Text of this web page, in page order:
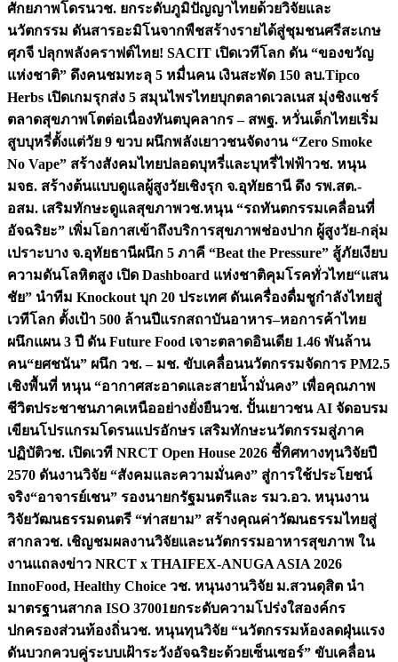
ศักยภาพโดรนวช. ยกระดับภูมิปัญญาไทยด้วยวิจัยและ
นวัตกรรม ดันสารอะมิโนจากพืชสร้างรายได้สู่ชุมชนศรีสะเกษ
ศุภจี ปลุกพลังคราฟต์ไทย! SACIT เปิดเวทีโลก ดัน “ของขวัญ
แห่งชาติ” ดึงคนชมทะลุ 5 หมื่นคน เงินสะพัด 150 ลบ.Tipco
Herbs เปิดเกมรุกส่ง 5 สมุนไพรไทยบุกตลาดเวลเนส มุ่งชิงแชร์
ตลาดสุขภาพโตต่อเนื่องทันตบุคลากร – สพฐ. หวั่นเด็กไทยเริ่ม
สูบบุหรี่ตั้งแต่วัย 9 ขวบ ผนึกพลังเยาวชนจัดงาน “Zero Smoke
No Vape” สร้างสังคมไทยปลอดบุหรี่และบุหรี่ไฟฟ้าวช. หนุน
มจธ. สร้างต้นแบบดูแลผู้สูงวัยเชิงรุก จ.อุทัยธานี ดึง รพ.สต.-
อสม. เสริมทักษะดูแลสุขภาพวช.หนุน “รถทันตกรรมเคลื่อนที่
อัจฉริยะ” เพิ่มโอกาสเข้าถึงบริการสุขภาพช่องปาก ผู้สูงวัย-กลุ่ม
เปราะบาง จ.อุทัยธานีผนึก 5 ภาคี “Beat the Pressure” สู้ภัยเงียบ
ความดันโลหิตสูง เปิด Dashboard แห่งชาติคุมโรคทั่วไทย“แสน
ชัย” นำทีม Knockout บุก 20 ประเทศ ดันเครื่องดื่มชูกำลังไทยสู่
เวทีโลก ตั้งเป้า 500 ล้านปีแรกสถาบันอาหาร–หอการค้าไทย
ผนึกแผน 3 ปี ดัน Future Food เจาะตลาดอินเดีย 1.46 พันล้าน
คน“ยศชนัน” ผนึก วช. – มช. ขับเคลื่อนนวัตกรรมจัดการ PM2.5
เชิงพื้นที่ หนุน “อากาศสะอาดและสายน้ำมั่นคง” เพื่อคุณภาพ
ชีวิตประชาชนภาคเหนืออย่างยั่งยืนวช. ปั้นเยาวชน AI จัดอบรม
เขียนโปรแกรมโดรนแปรอักษร เสริมทักษะนวัตกรรมสู่ภาค
ปฏิบัติวช. เปิดเวที NRCT Open House 2026 ชี้ทิศทางทุนวิจัยปี
2570 ดันงานวิจัย “สังคมและความมั่นคง” สู่การใช้ประโยชน์
จริง“อาจารย์เชน” รองนายกรัฐมนตรีและ รมว.อว. หนุนงาน
วิจัยวัฒนธรรมดนตรี “ท่าสยาม” สร้างคุณค่าวัฒนธรรมไทยสู่
สากลวช. เชิญชมผลงานวิจัยและนวัตกรรมอาหารสุขภาพ ใน
งานแถลงข่าว NRCT x THAIFEX-ANUGA ASIA 2026
InnoFood, Healthy Choice วช. หนุนงานวิจัย ม.สวนดุสิต นำ
มาตรฐานสากล ISO 37001ยกระดับความโปร่งใสองค์กร
ปกครองส่วนท้องถิ่นวช. หนุนทุนวิจัย “นวัตกรรมห้องลดฝุ่นแรง
ดันบวกควบคู่ระบบเฝ้าระวังอัจฉริยะด้วยเซ็นเซอร์” ขับเคลื่อน